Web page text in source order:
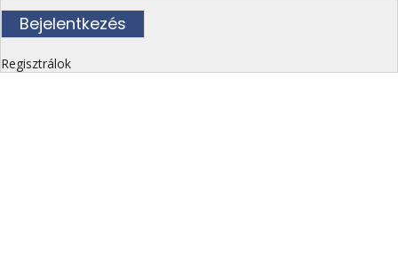
Regisztrálok